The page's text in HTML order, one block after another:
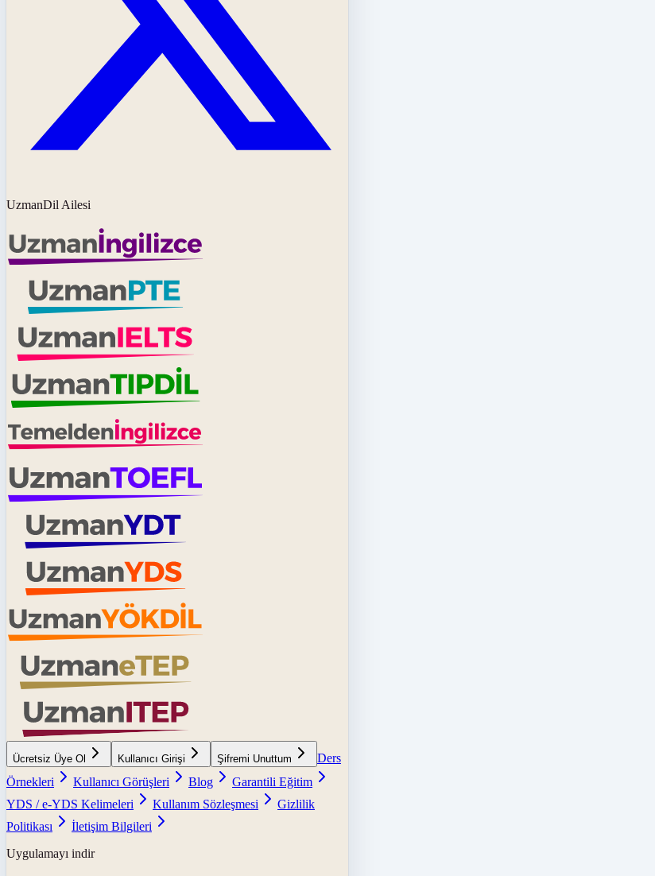
UzmanDil Ailesi
Ücretsiz Üye Ol Kullanıcı Girişi Şifremi Unuttum
Ders
Örnekleri
Kullanıcı Görüşleri Blog
Garantili Eğitim
YDS / e-YDS Kelimeleri
Kullanım Sözleşmesi
Gizlilik
Politikası
İletişim Bilgileri
Uygulamayı indir